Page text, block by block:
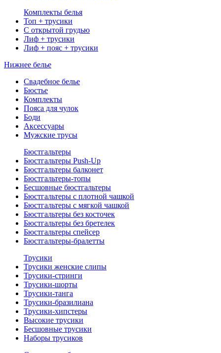
Комплекты белья
Топ + трусики
С открытой грудью
Лиф + трусики
Лиф + пояс + трусики
Нижнее белье
Свадебное белье
Бюстье
Комплекты
Пояса для чулок
Боди
Аксессуары
Мужские трусы
Бюстгальтеры
Бюстгальтеры Push-Up
Бюстгальтеры балконет
Бюстгальтеры-топы
Бесшовные бюстгальтеры
Бюстгальтеры с плотной чашкой
Бюстгальтеры с мягкой чашкой
Бюстгальтеры без косточек
Бюстгальтеры без бретелек
Бюстгальтеры спейсер
Бюстгальтеры-бралетты
Трусики
Трусики женские слипы
Трусики-стринги
Трусики-шорты
Трусики-танга
Трусики-бразилиана
Трусики-хипстеры
Высокие трусики
Бесшовные трусики
Наборы трусиков